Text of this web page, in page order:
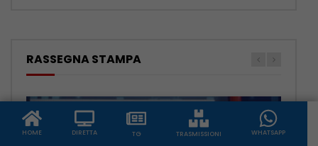
RASSEGNA STAMPA
HOME DIRETTA TG TRASMISSIONI WHATSAPP